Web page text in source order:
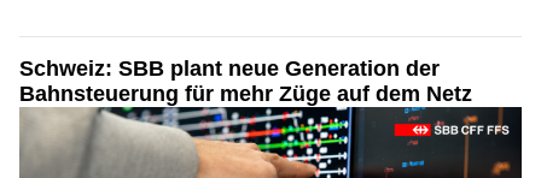
Schweiz: SBB plant neue Generation der
Bahnsteuerung für mehr Züge auf dem Netz